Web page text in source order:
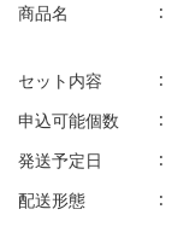
商品名
セット内容
申込可能個数
発送予定日
配送形態